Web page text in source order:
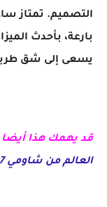
التصميم. تمتاز
بارعة، بأحدث
يسعى إلى شق
قد يهمك هذا
العالم من شاومي Smart Mi band 7